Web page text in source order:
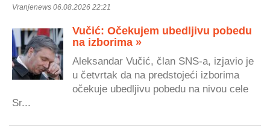
Vranjenews 06.08.2026 22:21
Vučić: Očekujem ubedljivu pobedu
na izborima »
Aleksandar Vučić, član SNS-a, izjavio je
u četvrtak da na predstojeći izborima
očekuje ubedljivu pobedu na nivou cele
Sr...